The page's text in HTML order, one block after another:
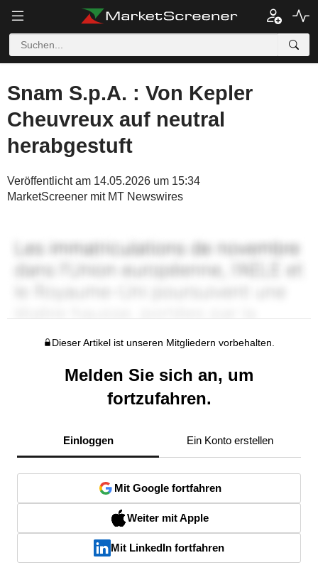
Snam S.p.A. : Von Kepler
Cheuvreux auf neutral
herabgestuft
Veröffentlicht am 14.05.2026 um 15:34
MarketScreener mit MT Newswires
Dieser Artikel ist unseren Mitgliedern vorbehalten.
Melden Sie sich an, um
fortzufahren.
Einloggen Ein Konto erstellen
Mit Google fortfahren
Weiter mit Apple
Mit LinkedIn fortfahren